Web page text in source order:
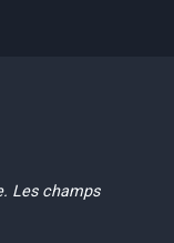
Les champs